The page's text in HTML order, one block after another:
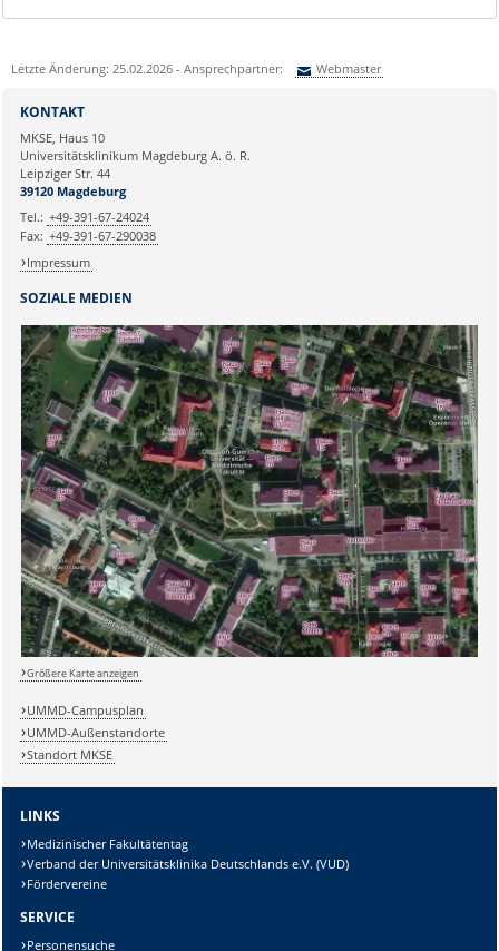
Letzte Änderung: 25.02.2026 - Ansprechpartner: Webmaster
Ihre E-Mailadresse:
Ihr Anliegen:
Sicherheitsabfrage:
SOZIALE MEDIEN
KONTAKT
MKSE, Haus 10
Universitätsklinikum Magdeburg A. ö. R.
Leipziger Str. 44
39120 Magdeburg
Tel.: +49-391-67-24024
Fax: +49-391-67-290038
Impressum
Größere Karte anzeigen
UMMD-Campusplan
UMMD-Außenstandorte
Standort MKSE
LINKS
Medizinischer Fakultätentag
Verband der Universitätsklinika Deutschlands e.V. (VUD)
Fördervereine
SERVICE
Personensuche